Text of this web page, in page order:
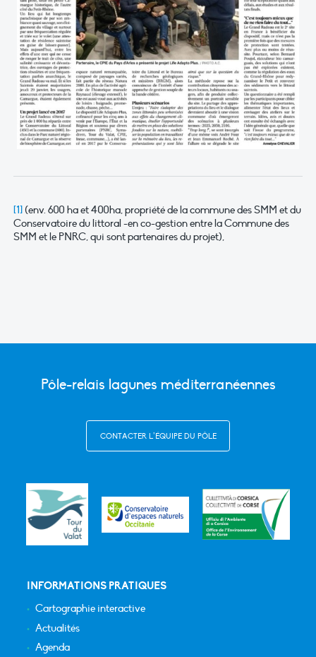
[1](env. 600 ha et 400ha, propriété de la commune des SMM et du
Conservatoire du littoral -en co-gestion entre la Commune des
SMM et le PNRC, qui sont partenaires du projet),
Pôle-relais lagunes méditerranéennes
CONTACTER L’ÉQUIPE DU PÔLE
INFORMATIONS PRATIQUES
Cartographie interactive
Actualités
Agenda